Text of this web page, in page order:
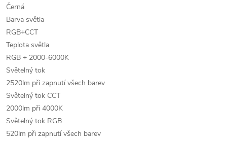
Černá
Barva světla
RGB+CCT
Teplota světla
RGB + 2000-6000K
Světelný tok
2520lm při zapnutí všech barev
Světelný tok CCT
2000lm při 4000K
Světelný tok RGB
520lm při zapnutí všech barev